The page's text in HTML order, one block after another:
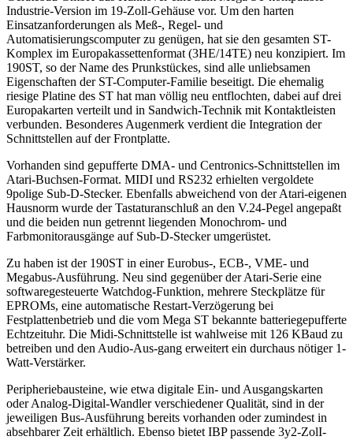
Industrie-Version im 19-Zoll-Gehäuse vor. Um den harten
Einsatzanforderungen als Meß-, Regel- und
Automatisierungscomputer zu genügen, hat sie den gesamten ST-
Komplex im Europakassettenformat (3HE/14TE) neu konzipiert. Im
190ST, so der Name des Prunkstückes, sind alle unliebsamen
Eigenschaften der ST-Computer-Familie beseitigt. Die ehemalig
riesige Platine des ST hat man völlig neu entflochten, dabei auf drei
Europakarten verteilt und in Sandwich-Technik mit Kontaktleisten
verbunden. Besonderes Augenmerk verdient die Integration der
Schnittstellen auf der Frontplatte.
Vorhanden sind gepufferte DMA- und Centronics-Schnittstellen im
Atari-Buchsen-Format. MIDI und RS232 erhielten vergoldete
9polige Sub-D-Stecker. Ebenfalls abweichend von der Atari-eigenen
Hausnorm wurde der Tastaturanschluß an den V.24-Pegel angepaßt
und die beiden nun getrennt liegenden Monochrom- und
Farbmonitorausgänge auf Sub-D-Stecker umgerüstet.
Zu haben ist der 190ST in einer Eurobus-, ECB-, VME- und
Megabus-Ausführung. Neu sind gegenüber der Atari-Serie eine
softwaregesteuerte Watchdog-Funktion, mehrere Steckplätze für
EPROMs, eine automatische Restart-Verzögerung bei
Festplattenbetrieb und die vom Mega ST bekannte batteriegepufferte
Echtzeituhr. Die Midi-Schnittstelle ist wahlweise mit 126 KBaud zu
betreiben und den Audio-Aus-gang erweitert ein durchaus nötiger 1-
Watt-Verstärker.
Peripheriebausteine, wie etwa digitale Ein- und Ausgangskarten
oder Analog-Digital-Wandler verschiedener Qualität, sind in der
jeweiligen Bus-Ausführung bereits vorhanden oder zumindest in
absehbarer Zeit erhältlich. Ebenso bietet IBP passende 3y2-ZolI-